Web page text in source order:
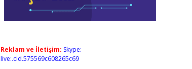
Reklam ve İletişim: Skype:
live:.cid.575569c608265c69